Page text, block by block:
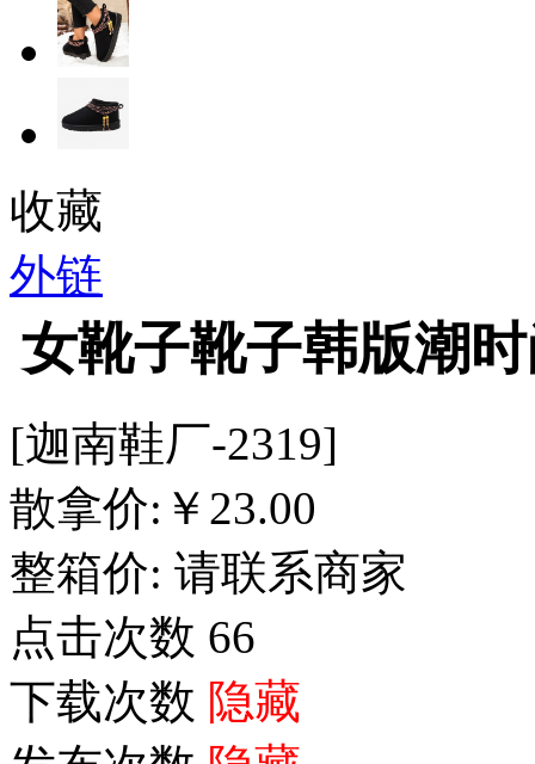
收藏
外链
女靴子靴子韩版潮
[迦南鞋厂-2319]
散拿价: ￥ 23.00
整箱价: 请联系商家
点击次数 66
下载次数 隐藏